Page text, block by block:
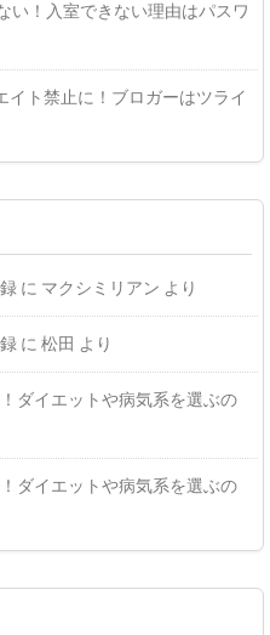
い！入室できない理由はパスワ
イト禁止に！ブロガーはツライ
に マクシミリアン より
に 松田 より
ダイエットや病気系を選ぶの
ダイエットや病気系を選ぶの